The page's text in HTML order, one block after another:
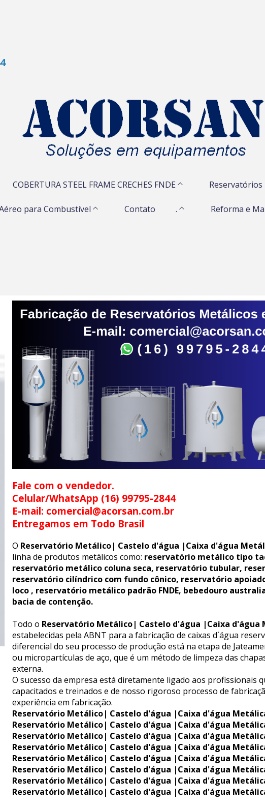
COBERTURA STEEL FRAME CRECHES FNDE Reservatórios
para Combustível Contato . Reforma e
Fale com o vendedor.
Celular/WhatsApp (16) 99795-2844
E-mail: comercial@acorsan.com.br
Entregamos em Todo Brasil
O Reservatório Metálico| Castelo d'água |Caixa d'água
linha de produtos metálicos como: reservatório metálico tipo
reservatório metálico coluna seca, reservatório tubular,
reservatório cilíndrico com fundo cônico, reservatório
loco , reservatório metálico padrão FNDE, bebedouro
bacia de contenção.
Todo o Reservatório Metálico| Castelo d'água |Caixa d'água
estabelecidas pela ABNT para a fabricação de caixas d´água
diferencial do seu processo de produção está na etapa de
ou micropartículas de aço, que é um método de limpeza das
externa.
O sucesso da empresa está diretamente ligado aos profissionais
capacitados e treinados e de nosso rigoroso processo de
experiência em fabricação.
Reservatório Metálico| Castelo d'água |Caixa d'água
Reservatório Metálico| Castelo d'água |Caixa d'água
Reservatório Metálico| Castelo d'água |Caixa d'água
Reservatório Metálico| Castelo d'água |Caixa d'água
Reservatório Metálico| Castelo d'água |Caixa d'água
Reservatório Metálico| Castelo d'água |Caixa d'água
Reservatório Metálico| Castelo d'água |Caixa d'água
Reservatório Metálico| Castelo d'água |Caixa d'água